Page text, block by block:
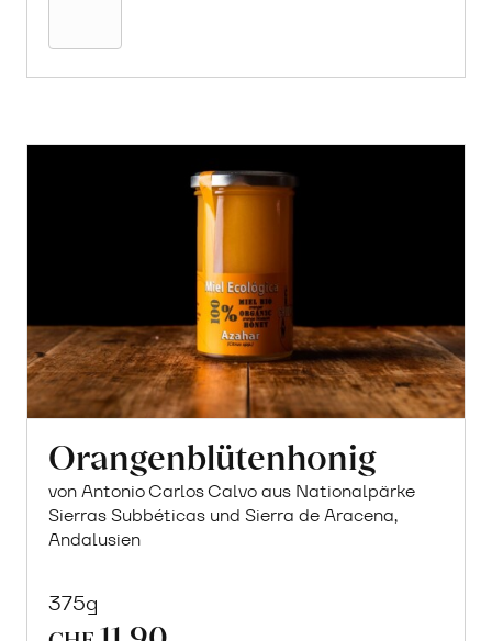
Orangenblütenhonig
von Antonio Carlos Calvo aus Nationalpärke
Sierras Subbéticas und Sierra de Aracena,
Andalusien
375g